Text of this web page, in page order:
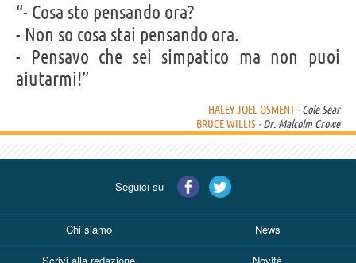
“- Cosa sto pensando ora?
- Non so cosa stai pensando ora.
- Pensavo che sei simpatico ma non puoi
aiutarmi!”
HALEY JOEL OSMENT - Cole Sear
BRUCE WILLIS - Dr. Malcolm Crowe
Seguici su
Chi siamo News